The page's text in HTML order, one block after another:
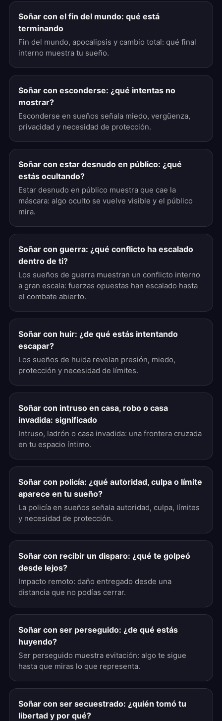
Soñar con el fin del mundo: qué está
terminando
Fin del mundo, apocalipsis y cambio total: qué final
interno muestra tu sueño.
Soñar con esconderse: ¿qué intentas no
mostrar?
Esconderse en sueños señala miedo, vergüenza,
privacidad y necesidad de protección.
Soñar con estar desnudo en público: ¿qué
estás ocultando?
Estar desnudo en público muestra que cae la
máscara: algo oculto se vuelve visible y el público
mira.
Soñar con guerra: ¿qué conflicto ha escalado
dentro de ti?
Los sueños de guerra muestran un conflicto interno
a gran escala: fuerzas opuestas han escalado hasta
el combate abierto.
Soñar con huir: ¿de qué estás intentando
escapar?
Los sueños de huida revelan presión, miedo,
protección y necesidad de límites.
Soñar con intruso en casa, robo o casa
invadida: significado
Intruso, ladrón o casa invadida: una frontera cruzada
en tu espacio íntimo.
Soñar con policía: ¿qué autoridad, culpa o límite
aparece en tu sueño?
La policía en sueños señala autoridad, culpa, límites
y necesidad de protección.
Soñar con recibir un disparo: ¿qué te golpeó
desde lejos?
Impacto remoto: daño entregado desde una
distancia que no podías cerrar.
Soñar con ser perseguido: ¿de qué estás
huyendo?
Ser perseguido muestra evitación: algo te sigue
hasta que miras lo que representa.
Soñar con ser secuestrado: ¿quién tomó tu
libertad y por qué?